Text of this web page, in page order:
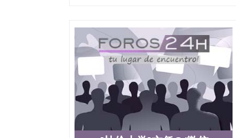
读CQU中央昆士兰大学学历 绩
学历
央昆士兰大学学历成绩单购买
理“购买”英国|毕业证#成绩单
文凭制作【留信认证】办理【